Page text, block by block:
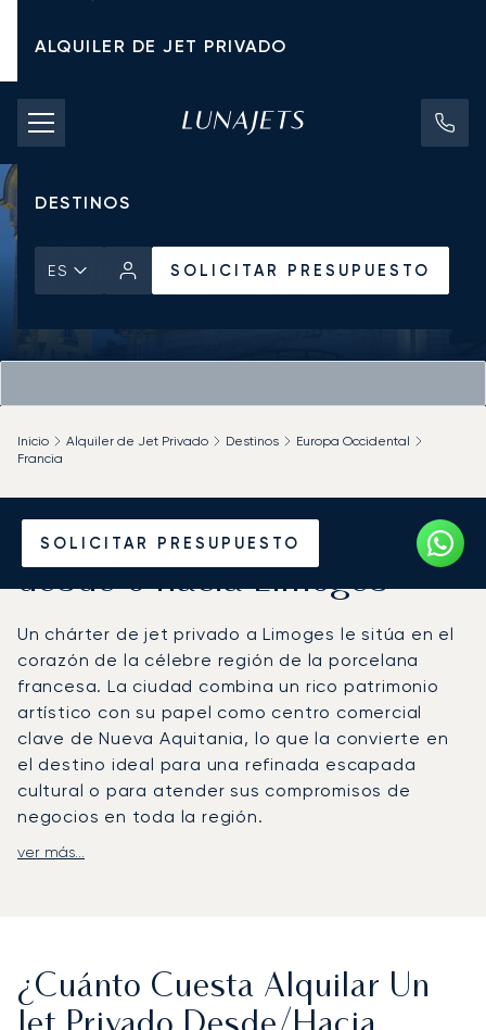
ALQUILER DE JET PRIVADO
TARIFAS DE CHÁRTER
JETS PRIVADOS
DESTINOS
ES SOLICITAR PRESUPUESTO
SOLICITAR PRESUPUESTO
Inicio Alquiler de Jet Privado Destinos
Europa Occidental
Francia
Alquile un Jet Privado
desde o hacia Limoges
Un chárter de jet privado a Limoges le sitúa en el
corazón de la célebre región de la porcelana
francesa. La ciudad combina un rico patrimonio
artístico con su papel como centro comercial
clave de Nueva Aquitania, lo que la convierte en
el destino ideal para una refinada escapada
cultural o para atender sus compromisos de
negocios en toda la región.
Organizamos cada detalle de su vuelo
a pocos minutos de un refugio tan célebre como
La Chapelle Saint-Martin.
ver más...
¿Cuánto Cuesta Alquilar Un